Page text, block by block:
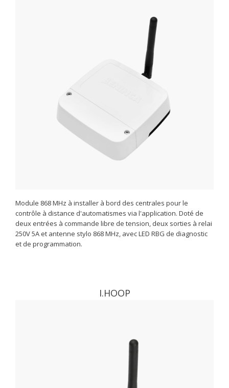
Module 868 MHz à installer à bord des centrales pour le
contrôle à distance d'automatismes via l'application. Doté de
deux entrées à commande libre de tension, deux sorties à relai
250V 5A et antenne stylo 868 MHz, avec LED RBG de diagnostic
et de programmation.
I.HOOP